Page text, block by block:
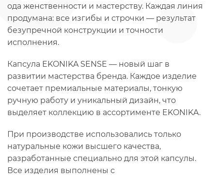
ода женственности и мастерству. Каждая линия
продумана: все изгибы и строчки — результат
безупречной конструкции и точности
исполнения.
Капсула EKONIKA SENSE — новый шаг в
развитии мастерства бренда. Каждое изделие
сочетает премиальные материалы, тонкую
ручную работу и уникальный дизайн, что
выделяет коллекцию в ассортименте EKONIKA.
При производстве использовались только
натуральные кожи высшего качества,
разработанные специально для этой капсулы.
Все изделия выполнены с